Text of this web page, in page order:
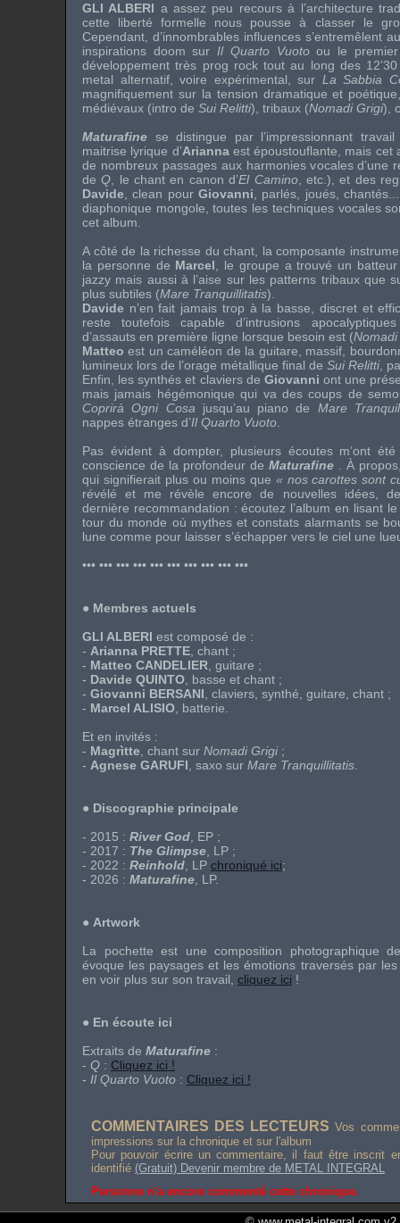
GLI ALBERI a assez peu recours à l’architecture
cette liberté formelle nous pousse à classer le
Cependant, d’innombrables influences s’entremêlent
inspirations doom sur Il Quarto Vuotoou le premier
développement très prog rock tout au long des
metal alternatif, voire expérimental, sur La Sabbia
magnifiquement sur la tension dramatique et
médiévaux (intro de Sui Relitti), tribaux (Nomadi Grigi),
Maturafine se distingue par l’impressionnant
maitrise lyrique d’Ariannaest époustouflante, mais cet
de nombreux passages aux harmonies vocales d’une
deQ , le chant en canon d’El Camino, etc.), et des
Davide , clean pour Giovanni , parlés, joués,
diaphonique mongole, toutes les techniques vocales
cet album.
A côté de la richesse du chant, la composante
la personne de Marcel , le groupe a trouvé un
jazzy mais aussi à l’aise sur les patterns tribaux que
plus subtiles (Mare Tranquillitatis).
Davide n’en fait jamais trop à la basse, discret et
reste toutefois capable d’intrusions
d’assauts en première ligne lorsque besoin est (
Matteo est un caméléon de la guitare, massif,
lumineux lors de l’orage métallique final de Sui Relitti,
Enfin, les synthés et claviers de Giovanni ont une
mais jamais hégémonique qui va des coups de
Coprirà Ogni Cosa jusqu’au piano de Mare
nappes étranges d’Il Quarto Vuoto
Pas évident à dompter, plusieurs écoutes m’ont
conscience de la profondeur de Maturafine . À
qui signifierait plus ou moins que « nos carottes sont
révélé et me révèle encore de nouvelles idées,
dernière recommandation : écoutez l’album en lisant
tour du monde où mythes et constats alarmants se
lune comme pour laisser s’échapper vers le ciel une
••• ••• ••• ••• ••• ••• ••• ••• ••• •••
● Membres actuels
GLI ALBERI est composé de :
- Arianna PRETTE , chant ;
- Matteo CANDELIER , guitare ;
- Davide QUINTO , basse et chant ;
- Giovanni BERSANI , claviers, synthé, guitare, chant ;
- Marcel ALISIO , batterie.
Et en invités :
- Magrìtte , chant sur Nomadi Grigi;
- Agnese GARUFI , saxo sur Mare Tranquillitatis
● Discographie principale
- 2015 : River God , EP ;
- 2017 : The Glimpse , LP ;
- 2022 : Reinhold , LP chroniqué ici;
- 2026 : Maturafine , LP.
● Artwork
La pochette est une composition photographique
évoque les paysages et les émotions traversés par
en voir plus sur son travail, cliquez ici !
● En écoute ici
Extraits de Maturafine :
- Q : Cliquez ici !
- Il Quarto Vuoto : Cliquez ici !
COMMENTAIRES DES LECTEURS Vos
impressions sur la chronique et sur l'album
Pour pouvoir écrire un commentaire, il faut être inscrit
identifié (Gratuit) Devenir membre de METAL INTEGRAL
Personne n'a encore commenté cette chronique.